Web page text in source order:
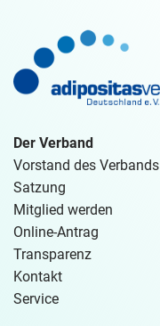
Der Verband
Vorstand des Verbands
Satzung
Mitglied werden
Online-Antrag
Transparenz
Kontakt
Service